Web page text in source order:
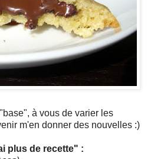
à vous de varier les
m'en donner des nouvelles :)
plus de recette" :